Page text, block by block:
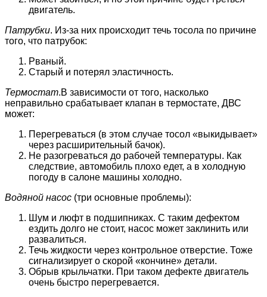
двигатель.
Патрубки. Из-за них происходит течь тосола по причине
того, что патрубок:
Рваный.
Старый и потерял эластичность.
Термостат.В зависимости от того, насколько
неправильно срабатывает клапан в термостате, ДВС
может:
Перегреваться (в этом случае тосол «выкидывает»
через расширительный бачок).
Не разогреваться до рабочей температуры. Как
следствие, автомобиль плохо едет, а в холодную
погоду в салоне машины холодно.
Водяной насос (три основные проблемы):
Шум и люфт в подшипниках. С таким дефектом
ездить долго не стоит, насос может заклинить или
развалиться.
Течь жидкости через контрольное отверстие. Тоже
сигнализирует о скорой «кончине» детали.
Обрыв крыльчатки. При таком дефекте двигатель
очень быстро перегревается.